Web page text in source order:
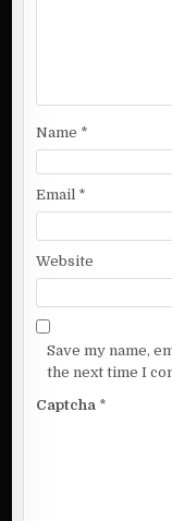
Name *
Email *
Website
Save my name,
the next time I
Captcha *